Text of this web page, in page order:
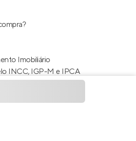
Imobiliário
INCC, IGP-M e IPCA